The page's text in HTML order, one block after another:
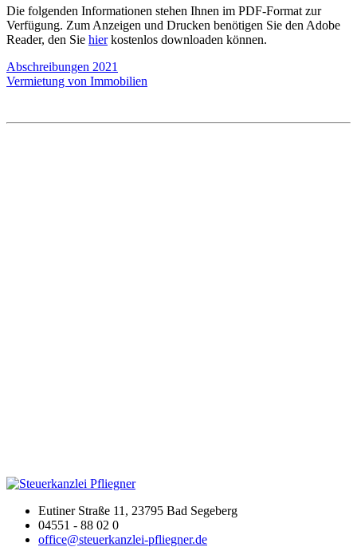
Die folgenden Informationen stehen Ihnen im PDF-Format zur
Verfügung. Zum Anzeigen und Drucken benötigen Sie den Adobe
Reader, den Sie hierkostenlos downloaden können.
Abschreibungen 2021
Vermietung von Immobilien
Eutiner Straße 11, 23795 Bad Segeberg
04551 - 88 02 0
office@steuerkanzlei-pfliegner.de